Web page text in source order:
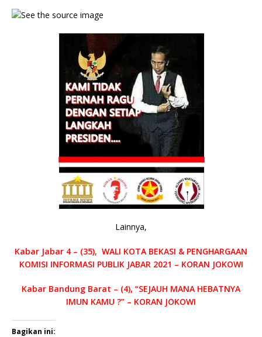
Lainnya,
Kabar Jabar 4 – (35), WALI KOTA BEKASI & PENGHARGAAN
KOMISI INFORMASI PUBLIK JABAR 2021 – KORAN JOKOWI
Kabar Bandung Barat – (4), “SEJAUH MANA HEBATNYA
IMUN KAMU ?” – KORAN JOKOWI
Bagikan ini: